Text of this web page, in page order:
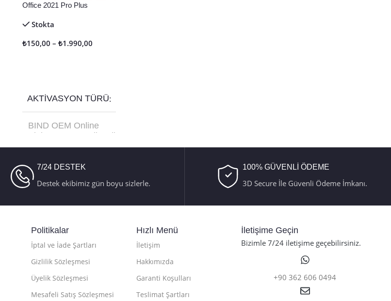
Office 2021 Pro Plus
Stokta
₺150,00 – ₺1.990,00
AKTIVASYON TÜRÜ
BIND OEM Online
Aktivasyon
Retail Online
Aktivasyon,Retail Telefon
7/24 DESTEK
Destek ekibimiz gün boyu sizlerle.
100% GÜVENLİ ÖDEME
3D Secure İle Güvenli Ödeme İmkanı.
Politikalar
İptal ve İade Şartları
Gizlilik Sözleşmesi
Üyelik Sözleşmesi
Mesafeli Satış Sözleşmesi
Hızlı Menü
İletişim
Hakkımızda
Garanti Koşulları
Teslimat Şartları
İletişime Geçin
Bizimle 7/24 iletişime geçebilirsiniz.
+90 362 606 0494